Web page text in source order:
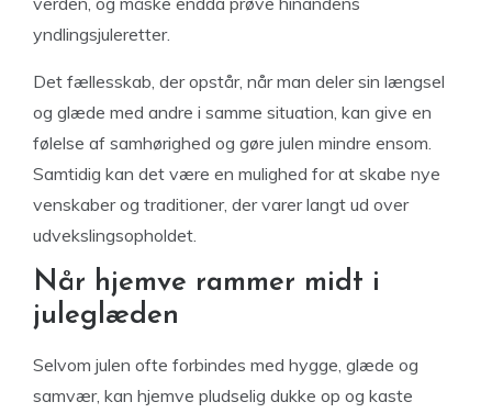
yndlingsjuleretter.
Det fællesskab, der opstår, når man deler sin længsel
og glæde med andre i samme situation, kan give en
følelse af samhørighed og gøre julen mindre ensom.
Samtidig kan det være en mulighed for at skabe nye
venskaber og traditioner, der varer langt ud over
udvekslingsopholdet.
Når hjemve rammer midt i
juleglæden
Selvom julen ofte forbindes med hygge, glæde og
samvær, kan hjemve pludselig dukke op og kaste